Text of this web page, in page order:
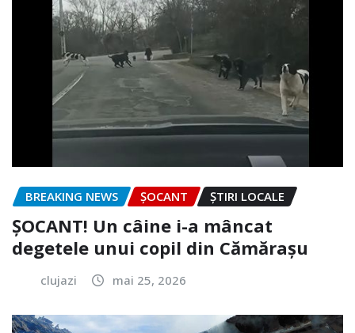
BREAKING NEWS ȘOCANT ȘTIRI LOCALE
ȘOCANT! Un câine i-a mâncat
degetele unui copil din Cămărașu
clujazi mai 25, 2026